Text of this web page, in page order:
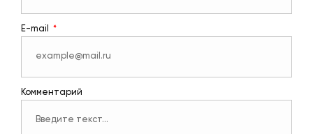
E-mail
Комментарий